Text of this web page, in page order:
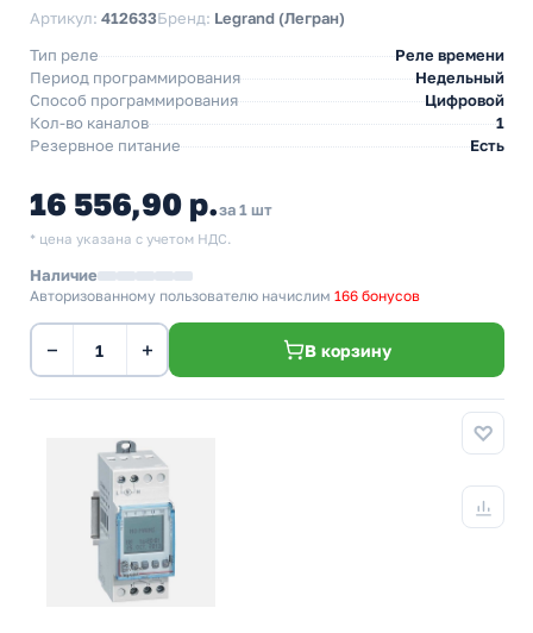
Артикул: 412633Бренд: Legrand (Легран)
Тип реле
Реле времени
Период программирования
Недельный
Способ программирования
Цифровой
Кол-во каналов
1
Резервное питание
Есть
16 556,90 р.за 1 шт
* цена указана с учетом НДС.
Наличие
Авторизованному пользователю начислим 166 бонусов
− + В корзину